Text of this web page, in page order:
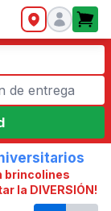
brincolines
la DIVERSIÓN!